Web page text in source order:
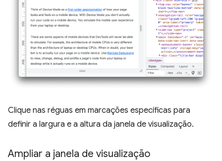
Clique nas réguas em marcações específicas para
definir a largura e a altura da janela de visualização.
Ampliar a janela de visualização